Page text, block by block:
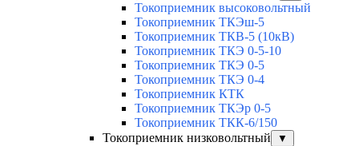
Токоприемник высоковольтный
Токоприемник ТКЭш-5
Токоприемник ТКВ-5 (10кВ)
Токоприемник ТКЭ 0-5-10
Токоприемник ТКЭ 0-5
Токоприемник ТКЭ 0-4
Токоприемник КТК
Токоприемник ТКЭр 0-5
Токоприемник ТКК-6/150
Токоприемник низковольтный
▼